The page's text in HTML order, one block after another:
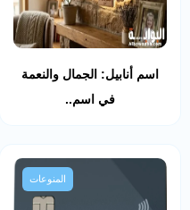
اسم أنابيل: الجمال والنعمة
في اسم..
المنوعات